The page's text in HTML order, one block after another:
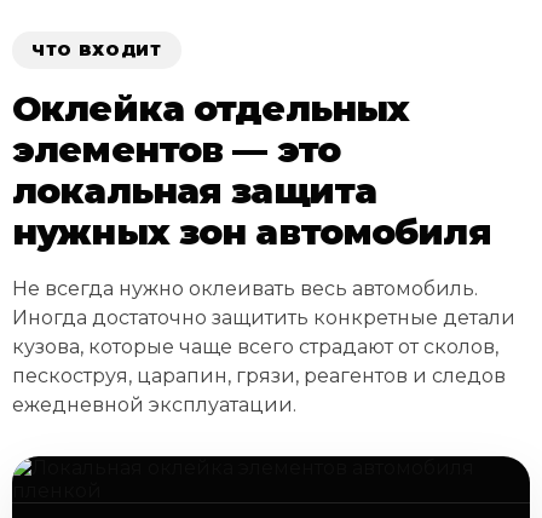
ЧТО ВХОДИТ
Оклейка отдельных
элементов — это
локальная защита
нужных зон автомобиля
Не всегда нужно оклеивать весь автомобиль.
Иногда достаточно защитить конкретные детали
кузова, которые чаще всего страдают от сколов,
пескоструя, царапин, грязи, реагентов и следов
ежедневной эксплуатации.